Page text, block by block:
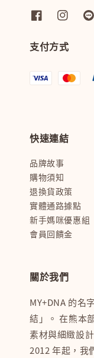
支付方式
快速連結
品牌故事
購物須知
退換貨政策
實體通路據點
新手媽咪優惠組
會員回饋金
關於我們
MY+DNA 的名
結」。 在熊本
素材與細緻設
2012 年起，我